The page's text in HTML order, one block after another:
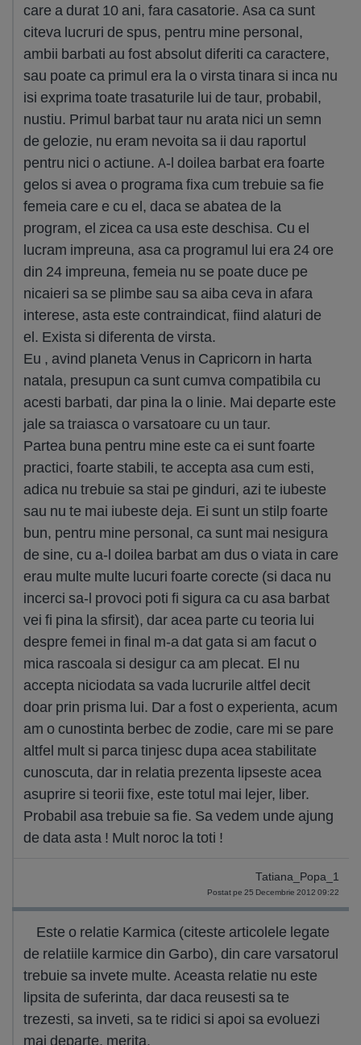
care a durat 10 ani, fara casatorie. Asa ca sunt
citeva lucruri de spus, pentru mine personal,
ambii barbati au fost absolut diferiti ca caractere,
sau poate ca primul era la o virsta tinara si inca nu
isi exprima toate trasaturile lui de taur, probabil,
nustiu. Primul barbat taur nu arata nici un semn
de gelozie, nu eram nevoita sa ii dau raportul
pentru nici o actiune. A-l doilea barbat era foarte
gelos si avea o programa fixa cum trebuie sa fie
femeia care e cu el, daca se abatea de la
program, el zicea ca usa este deschisa. Cu el
lucram impreuna, asa ca programul lui era 24 ore
din 24 impreuna, femeia nu se poate duce pe
nicaieri sa se plimbe sau sa aiba ceva in afara
interese, asta este contraindicat, fiind alaturi de
el. Exista si diferenta de virsta.
Eu , avind planeta Venus in Capricorn in harta
natala, presupun ca sunt cumva compatibila cu
acesti barbati, dar pina la o linie. Mai departe este
jale sa traiasca o varsatoare cu un taur.
Partea buna pentru mine este ca ei sunt foarte
practici, foarte stabili, te accepta asa cum esti,
adica nu trebuie sa stai pe ginduri, azi te iubeste
sau nu te mai iubeste deja. Ei sunt un stilp foarte
bun, pentru mine personal, ca sunt mai nesigura
de sine, cu a-l doilea barbat am dus o viata in care
erau multe multe lucuri foarte corecte (si daca nu
incerci sa-l provoci poti fi sigura ca cu asa barbat
vei fi pina la sfirsit), dar acea parte cu teoria lui
despre femei in final m-a dat gata si am facut o
mica rascoala si desigur ca am plecat. El nu
accepta niciodata sa vada lucrurile altfel decit
doar prin prisma lui. Dar a fost o experienta, acum
am o cunostinta berbec de zodie, care mi se pare
altfel mult si parca tinjesc dupa acea stabilitate
cunoscuta, dar in relatia prezenta lipseste acea
asuprire si teorii fixe, este totul mai lejer, liber.
Probabil asa trebuie sa fie. Sa vedem unde ajung
de data asta ! Mult noroc la toti !
Tatiana_Popa_1
Postat pe 25 Decembrie 2012 09:22
Este o relatie Karmica (citeste articolele legate
de relatiile karmice din Garbo), din care varsatorul
trebuie sa invete multe. Aceasta relatie nu este
lipsita de suferinta, dar daca reusesti sa te
trezesti, sa inveti, sa te ridici si apoi sa evoluezi
mai departe, merita.